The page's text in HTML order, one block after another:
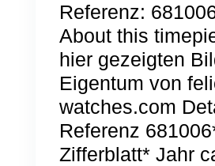
Referenz:
About this
hier gezeigten
Eigentum von
watches.com
Referenz
Zifferblatt* Jahr